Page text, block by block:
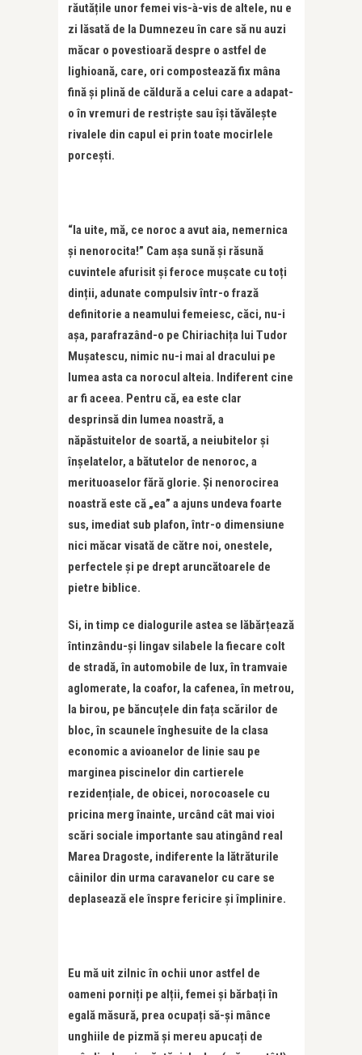
răutățile unor femei vis-à-vis de altele, nu e
zi lăsată de la Dumnezeu în care să nu auzi
măcar o povestioară despre o astfel de
lighioană, care, ori compostează fix mâna
fină și plină de căldură a celui care a adapat-
o în vremuri de restriște sau își tăvălește
rivalele din capul ei prin toate mocirlele
porcești.
“Ia uite, mă, ce noroc a avut aia, nemernica
și nenorocita!” Cam așa sună și răsună
cuvintele afurisit și feroce mușcate cu toți
dinții, adunate compulsiv într-o frază
definitorie a neamului femeiesc, căci, nu-i
așa, parafrazând-o pe Chiriachița lui Tudor
Mușatescu, nimic nu-i mai al dracului pe
lumea asta ca norocul alteia. Indiferent cine
ar fi aceea. Pentru că, ea este clar
desprinsă din lumea noastră, a
năpăstuitelor de soartă, a neiubitelor și
înșelatelor, a bătutelor de nenoroc, a
merituoaselor fără glorie. Și nenorocirea
noastră este că „ea” a ajuns undeva foarte
sus, imediat sub plafon, într-o dimensiune
nici măcar visată de către noi, onestele,
perfectele și pe drept aruncătoarele de
pietre biblice.
Si, in timp ce dialogurile astea se lăbărțează
întinzându-și lingav silabele la fiecare colt
de stradă, în automobile de lux, în tramvaie
aglomerate, la coafor, la cafenea, în metrou,
la birou, pe băncuțele din fața scărilor de
bloc, în scaunele înghesuite de la clasa
economic a avioanelor de linie sau pe
marginea piscinelor din cartierele
rezidențiale, de obicei, norocoasele cu
pricina merg înainte, urcând cât mai vioi
scări sociale importante sau atingând real
Marea Dragoste, indiferente la lătrăturile
câinilor din urma caravanelor cu care se
deplasează ele înspre fericire și împlinire.
Eu mă uit zilnic în ochii unor astfel de
oameni porniți pe alții, femei și bărbați în
egală măsură, prea ocupați să-și mânce
unghiile de pizmă și mereu apucați de